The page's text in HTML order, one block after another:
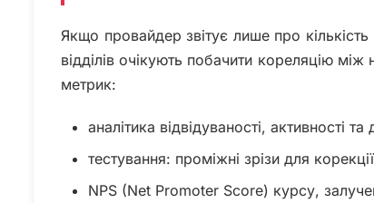
Якщо провайдер звітує лише про
відділів очікують побачити кореляцію
метрик:
аналітика відвідуваності, активності
тестування: проміжні зрізи для
NPS (Net Promoter Score) курсу,